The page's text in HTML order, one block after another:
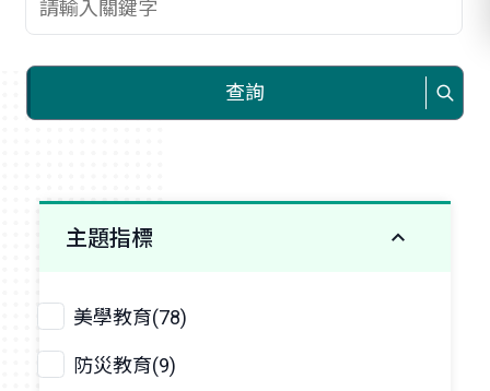
查詢
主題指標
美學教育(78)
防災教育(9)